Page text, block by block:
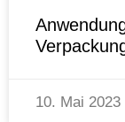
10. Mai 2023